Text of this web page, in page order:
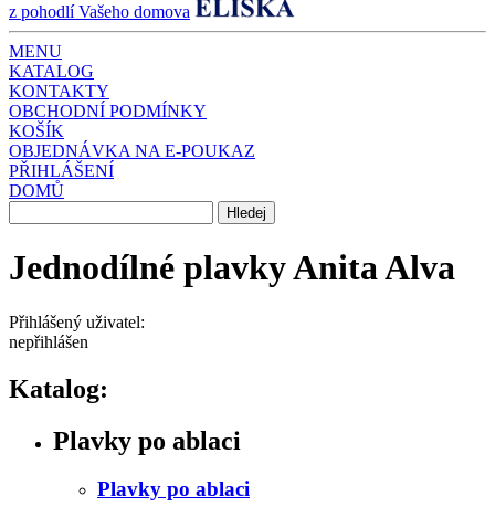
z pohodlí Vašeho domova
MENU
KATALOG
KONTAKTY
OBCHODNÍ PODMÍNKY
KOŠÍK
OBJEDNÁVKA NA E-POUKAZ
PŘIHLÁŠENÍ
DOMŮ
Jednodílné plavky Anita Alva
Přihlášený uživatel:
nepřihlášen
Katalog:
Plavky po ablaci
Plavky po ablaci